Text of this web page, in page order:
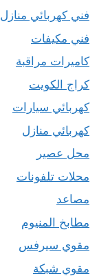
فني كهربائي منازل
فني مكيفات
كاميرات مراقبة
كراج الكويت
كهربائي سيارات
كهربائي منازل
محل عصير
محلات تلفونات
مصاعد
مطابخ المنيوم
مقوي سيرفس
مقوي شبكة